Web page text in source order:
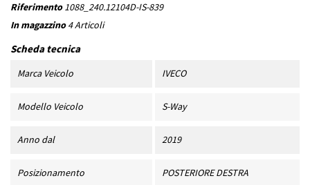
Riferimento 1088_240.12104D-IS-839
In magazzino 4 Articoli
Scheda tecnica
Marca Veicolo IVECO
Modello Veicolo S-Way
Anno dal 2019
Posizionamento POSTERIORE DESTRA